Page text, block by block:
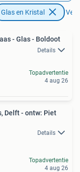
Glas en Kristal
- Glas - Boldoot
Details
Topadvertentie
4 aug 26
Delft - ontw: Piet
Details
Topadvertentie
4 aug 26